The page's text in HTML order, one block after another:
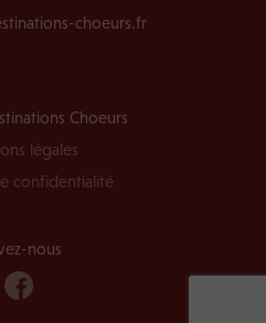
choeurs.fr
Choeurs
légales
confidentialité
nous